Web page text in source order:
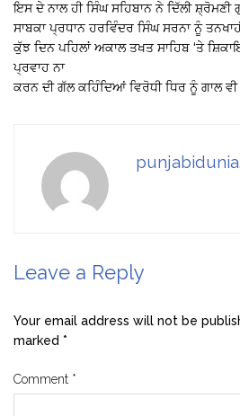
ਇਸ ਦੇ ਨਾਲ ਹੀ ਸਿੰਘ ਸਹਿਬਾਨ ਨੇ ਦਿੱਲੀ
ਸਾਬਕਾ ਪ੍ਰਧਾਨ ਹਰਵਿੰਦਰ ਸਿੰਘ ਸਰਨਾ ਨੂੰ
ਕੁੱਝ ਦਿਨ ਪਹਿਲਾਂ ਅਕਾਲ ਤਖਤ ਸਾਹਿਬ ‘ਤੇ
ਪ੍ਰਵਾਹ ਨਾ
ਕਰਨ ਦੀ ਗੱਲ ਕਹਿੰਦਿਆਂ ਵਿਰੋਧੀ ਧਿਰ ਨੂੰ ਗਾਲ ਵੀ
Leave a Reply
Your email address will not be
marked *
Comment *